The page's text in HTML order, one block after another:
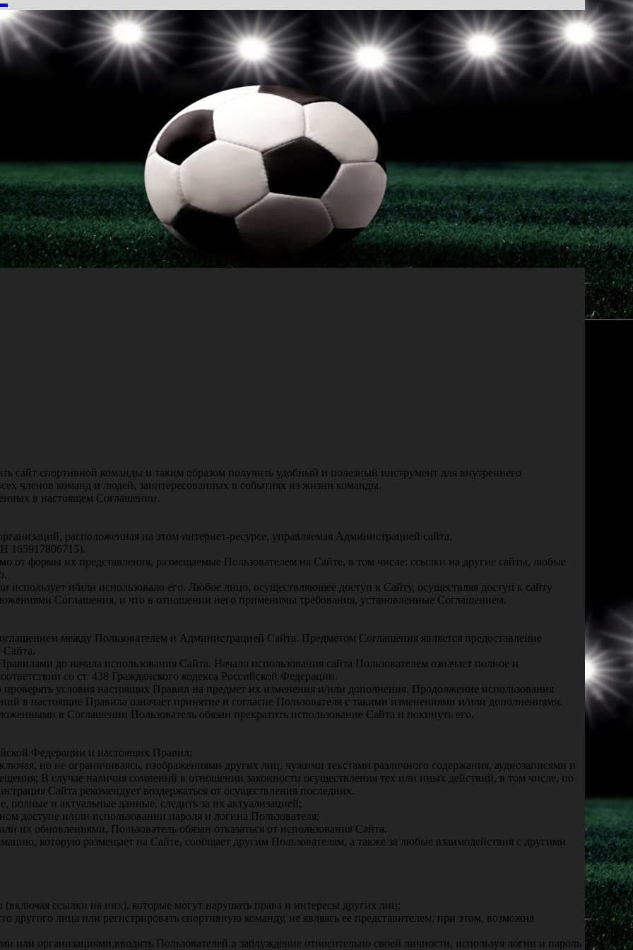
сайт спортивной команды и таким образом получить удобный и полезный инструмент для внутреннего
членов команд и людей, заинтересованных в событиях из жизни команды.
в настоящем Соглашении.
расположенная на этом интернет-ресурсе, управляемая Администрацией сайта.
формы их представления, размещаемые Пользователем на Сайте, в том числе: ссылки на другие сайты, любые
использует и/или использовало его. Любое лицо, осуществляющее доступ к Сайту, осуществляя доступ к сайту
Соглашения, и что в отношении него применимы требования, установленные Соглашением.
между Пользователем и Администрацией Сайта. Предметом Соглашения является предоставление
Сайта.
до начала использования Сайта. Начало использования сайта Пользователем означает полное и
со ст. 438 Гражданского кодекса Российской Федерации.
условия настоящих Правил на предмет их изменения и/или дополнения. Продолжение использования
в настоящие Правила означает принятие и согласие Пользователя с такими изменениями и/или дополнениями.
в Соглашении Пользователь обязан прекратить использование Сайта и покинуть его.
Федерации и настоящих Правил;
но не ограничиваясь, изображениями других лиц, чужими текстами различного содержания, аудиозаписями и
В случае наличия сомнений в отношении законности осуществления тех или иных действий, в том числе, по
Сайта рекомендует воздержаться от осуществления последних.
полные и актуальные данные, следить за их актуализацией;
доступе и/или использовании пароля и логина Пользователя;
их обновлениями, Пользователь обязан отказаться от использования Сайта.
которую размещает на Сайте, сообщает другим Пользователям, а также за любые взаимодействия с другими
ссылки на них), которые могут нарушать права и интересы других лиц;
другого лица или регистрировать спортивную команду, не являясь ее представителем, при этом, возможна
или организациями,вводить Пользователей в заблуждение относительно своей личности, используя логин и пароль